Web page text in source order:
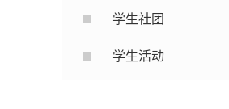
学生社团
学生活动